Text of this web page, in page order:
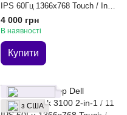
IPS 60Гц 1366x768 Touch / Intel
Celeron N4120 / RAM 4 GB /
SSD 32 GB / Intel UHD Graphics
4 000 грн
В наявності
Купити
з США